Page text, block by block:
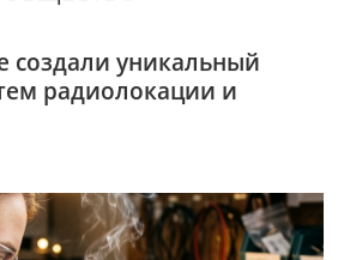
создали уникальный
радиолокации и